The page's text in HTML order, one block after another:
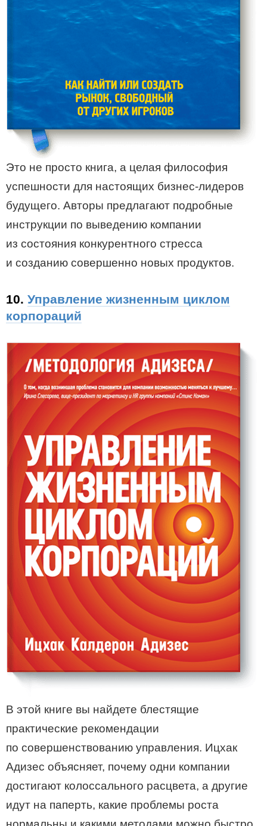
Это не просто книга, а целая философия
успешности для настоящих бизнес-лидеров
будущего. Авторы предлагают подробные
инструкции по выведению компании
из состояния конкурентного стресса
и созданию совершенно новых продуктов.
10. Управление жизненным циклом
корпораций
В этой книге вы найдете блестящие
практические рекомендации
по совершенствованию управления. Ицхак
Адизес объясняет, почему одни компании
достигают колоссального расцвета, а другие
идут на паперть, какие проблемы роста